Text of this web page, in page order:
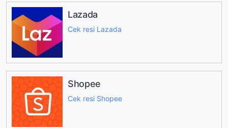
Lazada
Cek resi Lazada
Shopee
Cek resi Shopee